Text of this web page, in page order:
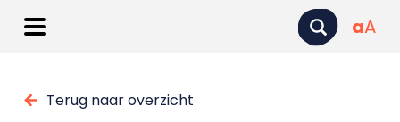
aA
Terug naar overzicht